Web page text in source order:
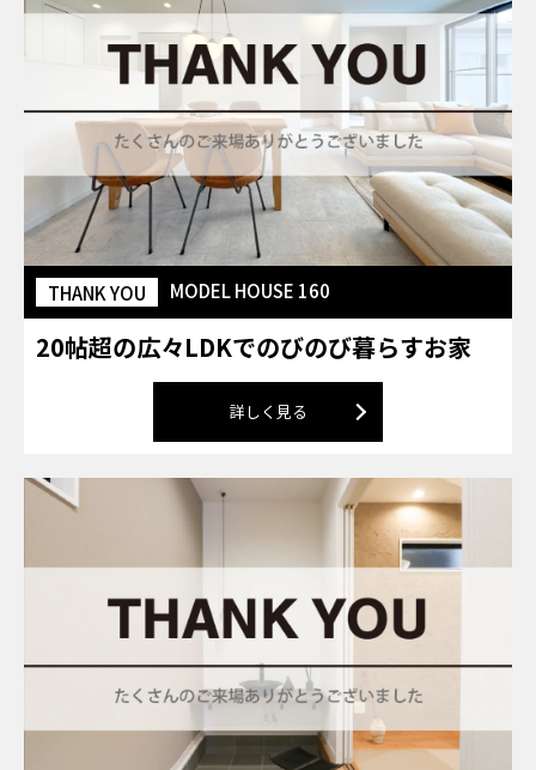
THANK YOU MODEL HOUSE 160
20帖超の広々LDKでのびのび暮らすお家
詳しく見る